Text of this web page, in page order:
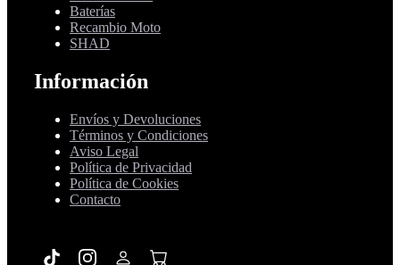
Baterías
Recambio Moto
SHAD
Información
Envíos y Devoluciones
Términos y Condiciones
Aviso Legal
Política de Privacidad
Política de Cookies
Contacto